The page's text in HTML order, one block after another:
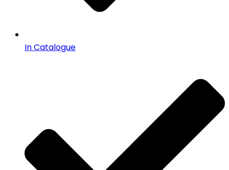
In Catalogue